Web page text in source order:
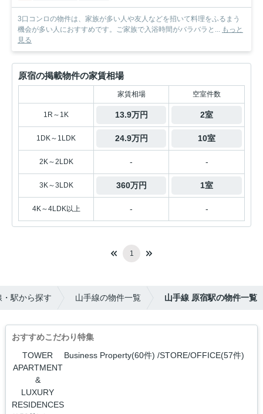
3口コンロの物件は、家族が多い人や友人などを招いて料理をふるまう
機会が多い人におすすめです。ご家族で入浴時間がバラバラと... もっと
見る
原宿の掲載物件の家賃相場
家賃相場 空室件数
1R～1K 13.9万円 2室
1DK～1LDK 24.9万円 10室
2K～2LDK - -
3K～3LDK 360万円 1室
4K～4LDK以上 - -
1
・駅から探す 山手線の物件一覧 山手線 原宿駅の物件一覧
おすすめこだわり特集
TOWER
APARTMENT
&
LUXURY
RESIDENCES
Business Property(60件) STORE/OFFICE(57件)